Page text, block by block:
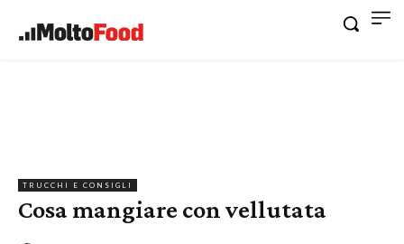
TRUCCHI E CONSIGLI
Cosa mangiare con vellutata